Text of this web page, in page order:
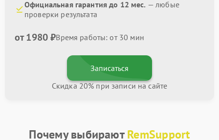
Официальная гарантия до 12 мес. — любые
проверки результата
от 1980 ₽Время работы: от 30 мин
Записаться
Скидка 20% при записи на сайте
Почему выбираютRemSupport